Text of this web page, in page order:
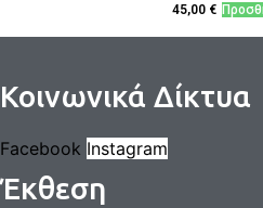
45,00 €
Κοινωνικά Δίκτυα
Facebook Instagram
Έκθεση